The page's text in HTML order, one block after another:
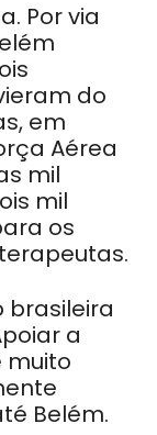
Por via
do
em
Aérea
mil
mil
os
brasileira
a
muito
Belém.